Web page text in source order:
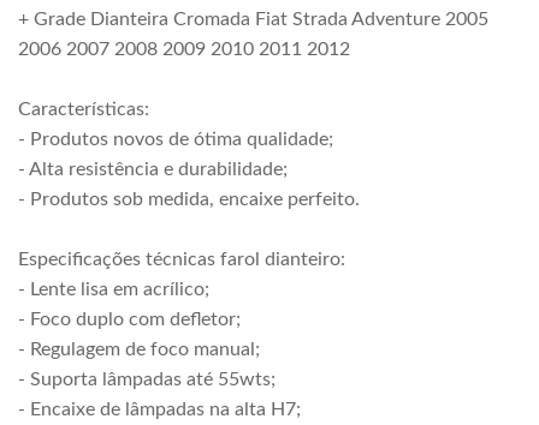
+ Grade Dianteira Cromada Fiat Strada Adventure 2005
2006 2007 2008 2009 2010 2011 2012
Características:
- Produtos novos de ótima qualidade;
- Alta resistência e durabilidade;
- Produtos sob medida, encaixe perfeito.
Especificações técnicas farol dianteiro:
- Lente lisa em acrílico;
- Foco duplo com defletor;
- Regulagem de foco manual;
- Suporta lâmpadas até 55wts;
- Encaixe de lâmpadas na alta H7;